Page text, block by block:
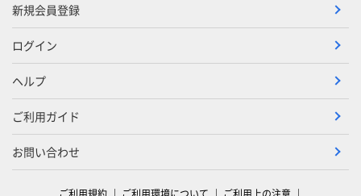
新規会員登録
ログイン
ヘルプ
ご利用ガイド
お問い合わせ
ご利用規約 ご利用環境について ご利用上の注意